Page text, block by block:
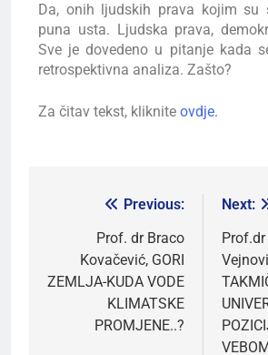
Da, onih ljudskih prava kojim su
puna usta. Ljudska prava,
Sve je dovedeno u pitanje kada
retrospektivna analiza. Zašto?
Za čitav tekst, kliknite ovdje.
Previous:
Prof. dr Braco
Kovačević, GORI
ZEMLJA-KUDA VODE
KLIMATSKE
PROMJENE..?
Next: